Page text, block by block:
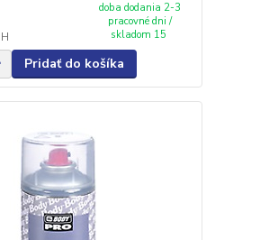
doba dodania 2-3
pracovné dni /
skladom 15
Pridať do košíka